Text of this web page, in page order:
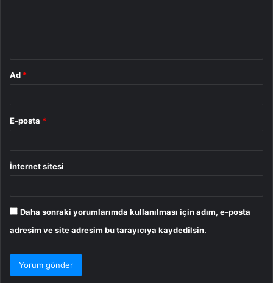
Ad *
E-posta *
İnternet sitesi
Daha sonraki yorumlarımda kullanılması için adım, e-posta
adresim ve site adresim bu tarayıcıya kaydedilsin.